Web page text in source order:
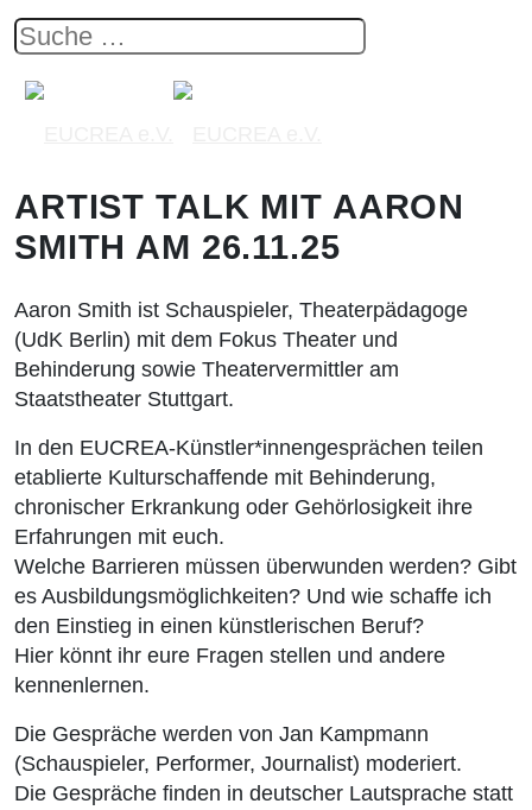
ARTIST TALK MIT AARON
SMITH AM 26.11.25
Aaron Smith ist Schauspieler, Theaterpädagoge
(UdK Berlin) mit dem Fokus Theater und
Behinderung sowie Theatervermittler am
Staatstheater Stuttgart.
In den EUCREA-Künstler*innengesprächen teilen
etablierte Kulturschaffende mit Behinderung,
chronischer Erkrankung oder Gehörlosigkeit ihre
Erfahrungen mit euch.
Welche Barrieren müssen überwunden werden? Gibt
es Ausbildungsmöglichkeiten? Und wie schaffe ich
den Einstieg in einen künstlerischen Beruf?
Hier könnt ihr eure Fragen stellen und andere
kennenlernen.
Die Gespräche werden von Jan Kampmann
(Schauspieler, Performer, Journalist) moderiert.
Die Gespräche finden in deutscher Lautsprache statt